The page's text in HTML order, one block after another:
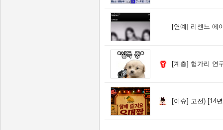
[연예] 리센느 에
[계층] 헝가리 연구
[이슈] 고전) [14